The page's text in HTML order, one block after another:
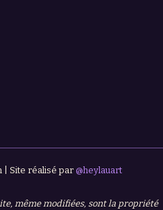
| Site réalisé par @heylauart
même modifiées, sont la propriété